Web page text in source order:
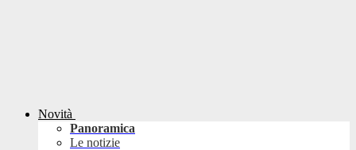
Novità
Panoramica
Le notizie